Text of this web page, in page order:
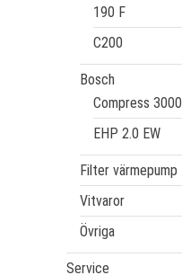
190 F
C200
Bosch
Compress 3000
EHP 2.0 EW
Filter värmepump
Vitvaror
Övriga
Service